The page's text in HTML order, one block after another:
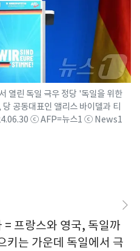
열린 독일 극우 정당 '독일을 위한
공동대표인 앨리스 바이델과 티
ⓒ AFP=뉴스1 ⓒ News1
프랑스와 영국, 독일까
키는 가운데 독일에서 극